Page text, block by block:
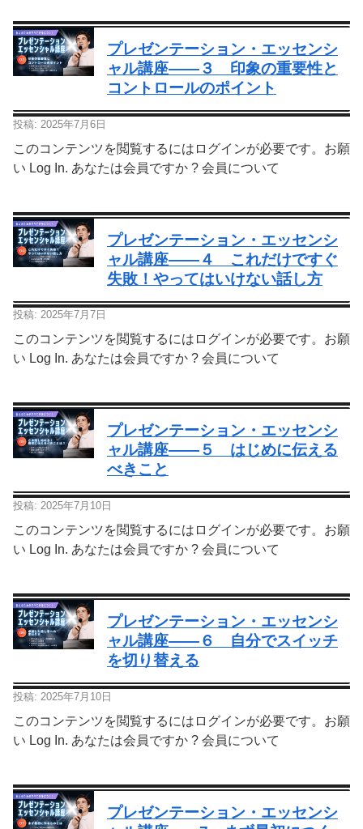
プレゼンテーション・エッセンシ
ャル講座—―３ 印象の重要性と
コントロールのポイント
投稿: 2025年7月6日
このコンテンツを閲覧するにはログインが必要です。お願
い Log In. あなたは会員ですか ? 会員について
プレゼンテーション・エッセンシ
ャル講座—―４ これだけですぐ
失敗！やってはいけない話し方
投稿: 2025年7月7日
このコンテンツを閲覧するにはログインが必要です。お願
い Log In. あなたは会員ですか ? 会員について
プレゼンテーション・エッセンシ
ャル講座—―５ はじめに伝える
べきこと
投稿: 2025年7月10日
このコンテンツを閲覧するにはログインが必要です。お願
い Log In. あなたは会員ですか ? 会員について
プレゼンテーション・エッセンシ
ャル講座—―６ 自分でスイッチ
を切り替える
投稿: 2025年7月10日
このコンテンツを閲覧するにはログインが必要です。お願
い Log In. あなたは会員ですか ? 会員について
プレゼンテーション・エッセンシ